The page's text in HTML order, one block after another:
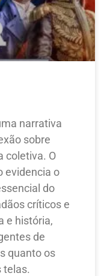
narrativa
sobre
coletiva. O
evidencia o
do
críticos e
e história,
de
quanto os
telas.